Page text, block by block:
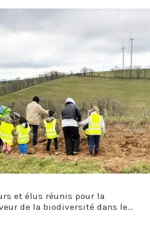
et élus réunis pour la
de la biodiversité dans le